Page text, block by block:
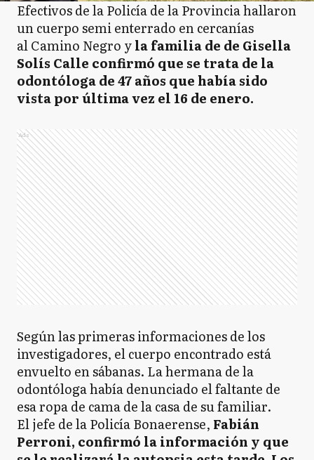
Efectivos de la Policía de la Provincia hallaron
un cuerpo semi enterrado en cercanías
al Camino Negro yla familia de de Gisella
Solís Calle confirmó que se trata de la
odontóloga de 47 años que había sido
vista por última vez el 16 de enero.
Ads
Según las primeras informaciones de los
investigadores, el cuerpo encontrado está
envuelto en sábanas. La hermana de la
odontóloga había denunciado el faltante de
esa ropa de cama de la casa de su familiar.
El jefe de la Policía Bonaerense, Fabián
Perroni, confirmó la información y que